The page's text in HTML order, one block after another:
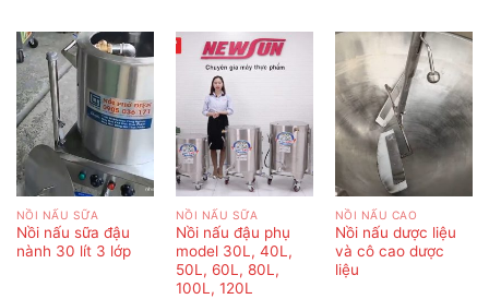
NỒI NẤU SỮA
Nồi nấu sữa đậu
nành 30 lít 3 lớp
NỒI NẤU SỮA
Nồi nấu đậu phụ
model 30L, 40L,
50L, 60L, 80L,
100L, 120L
NỒI NẤU CAO
Nồi nấu dược liệu
và cô cao dược
liệu